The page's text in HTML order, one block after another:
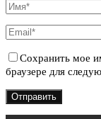
Сохранить мое
браузере для